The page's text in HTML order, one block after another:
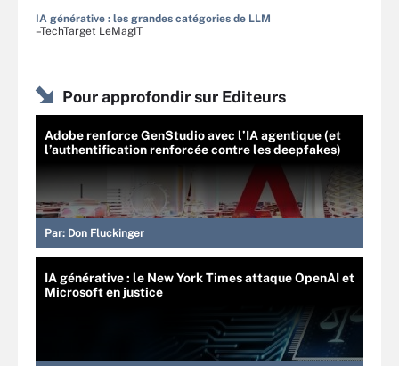
IA générative : les grandes catégories de LLM
–TechTarget LeMagIT
Pour approfondir sur Editeurs
Adobe renforce GenStudio avec l’IA agentique (et
l’authentification renforcée contre les deepfakes)
Par: Don Fluckinger
IA générative : le New York Times attaque OpenAI et
Microsoft en justice